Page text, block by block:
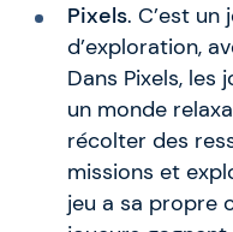
Pixels. C’est
d’exploration,
Dans Pixels, les
un monde
récolter des
missions et
jeu a sa propre